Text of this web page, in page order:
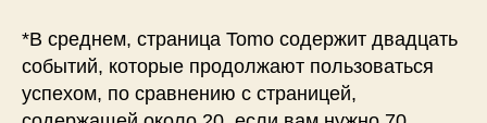
*В среднем, страница Tomo содержит двадцать
событий, которые продолжают пользоваться
успехом, по сравнению с страницей,